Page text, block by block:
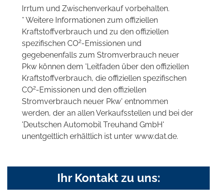
Irrtum und Zwischenverkauf vorbehalten.
* Weitere Informationen zum offiziellen
Kraftstoffverbrauch und zu den offiziellen
spezifischen CO2-Emissionen und
gegebenenfalls zum Stromverbrauch neuer
Pkw können dem 'Leitfaden über den offiziellen
Kraftstoffverbrauch, die offiziellen spezifischen
CO2-Emissionen und den offiziellen
Stromverbrauch neuer Pkw' entnommen
werden, der an allen Verkaufsstellen und bei der
'Deutschen Automobil Treuhand GmbH'
unentgeltlich erhältlich ist unter www.dat.de.
Ihr Kontakt zu uns: